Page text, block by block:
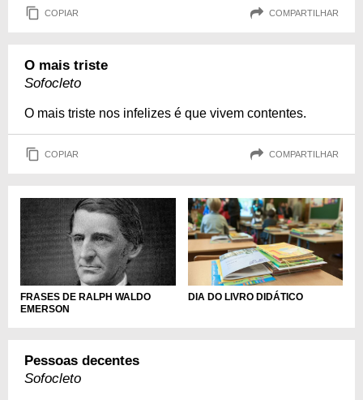
COPIAR COMPARTILHAR
O mais triste
Sofocleto
O mais triste nos infelizes é que vivem contentes.
COPIAR COMPARTILHAR
FRASES DE RALPH WALDO
EMERSON
DIA DO LIVRO DIDÁTICO
Pessoas decentes
Sofocleto